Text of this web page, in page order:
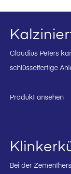
Claudius Peters
schlüsselfertige
Produkt ansehen
Bei der